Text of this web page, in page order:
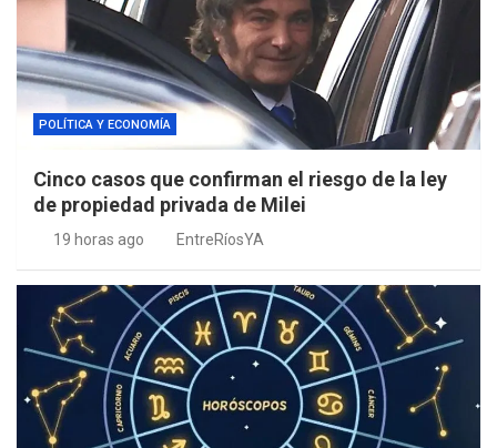
POLÍTICA Y ECONOMÍA
Cinco casos que confirman el riesgo de la ley
de propiedad privada de Milei
19 horas ago EntreRíosYA